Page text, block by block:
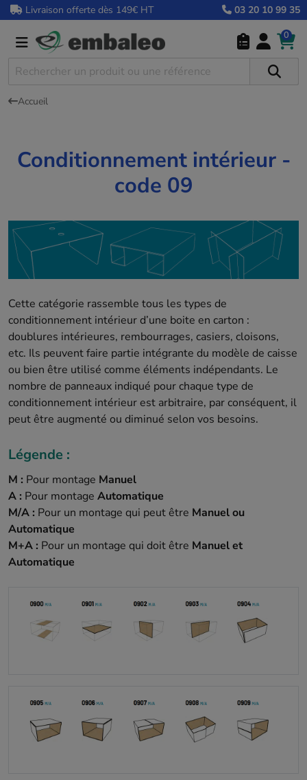
Livraison offerte dès 149€ HT 03 20 10 99 35
0
Accueil
Conditionnement intérieur -
code 09
Cette catégorie rassemble tous les types de
conditionnement intérieur d’une boite en carton :
doublures intérieures, rembourrages, casiers, cloisons,
etc. Ils peuvent faire partie intégrante du modèle de caisse
ou bien être utilisé comme éléments indépendants. Le
nombre de panneaux indiqué pour chaque type de
conditionnement intérieur est arbitraire, par conséquent, il
peut être augmenté ou diminué selon vos besoins.
Légende :
M : Pour montage Manuel
A : Pour montage Automatique
M/A : Pour un montage qui peut être Manuel ou
Automatique
M+A : Pour un montage qui doit être Manuel et
Automatique